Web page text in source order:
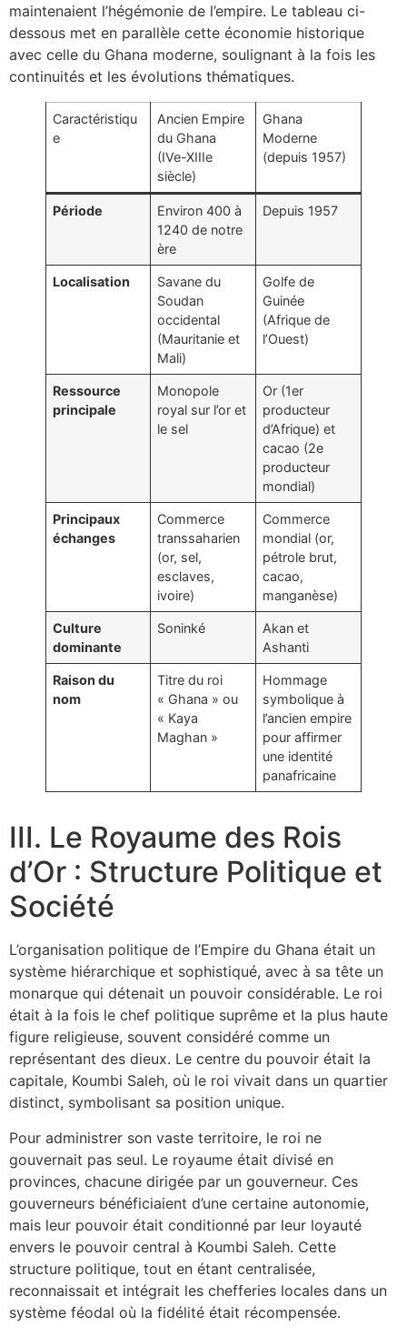
maintenaient l’hégémonie de l’empire. Le tableau ci-
dessous met en parallèle cette économie historique
avec celle du Ghana moderne, soulignant à la fois les
continuités et les évolutions thématiques.
Caractéristiqu
e
Ancien Empire
du Ghana
(IVe-XIIIe
siècle)
Ghana
Moderne
(depuis 1957)
Période
Environ 400 à
1240 de notre
ère
Depuis 1957
Localisation
Savane du
Soudan
occidental
(Mauritanie et
Mali)
Golfe de
Guinée
(Afrique de
l’Ouest)
Ressource
principale
Monopole
royal sur l’or et
le sel
Or (1er
producteur
d’Afrique) et
cacao (2e
producteur
mondial)
Principaux
échanges
Commerce
transsaharien
(or, sel,
esclaves,
ivoire)
Commerce
mondial (or,
pétrole brut,
cacao,
manganèse)
Culture
dominante
Soninké
Akan et
Ashanti
Raison du
nom
Titre du roi
« Ghana » ou
« Kaya
Maghan »
Hommage
symbolique à
l’ancien empire
pour affirmer
une identité
panafricaine
III. Le Royaume des Rois
d’Or : Structure Politique et
Société
L’organisation politique de l’Empire du Ghana était un
système hiérarchique et sophistiqué, avec à sa tête un
monarque qui détenait un pouvoir considérable. Le roi
était à la fois le chef politique suprême et la plus haute
figure religieuse, souvent considéré comme un
représentant des dieux. Le centre du pouvoir était la
capitale, Koumbi Saleh, où le roi vivait dans un quartier
distinct, symbolisant sa position unique.
Pour administrer son vaste territoire, le roi ne
gouvernait pas seul. Le royaume était divisé en
provinces, chacune dirigée par un gouverneur. Ces
gouverneurs bénéficiaient d’une certaine autonomie,
mais leur pouvoir était conditionné par leur loyauté
envers le pouvoir central à Koumbi Saleh. Cette
structure politique, tout en étant centralisée,
reconnaissait et intégrait les chefferies locales dans un
système féodal où la fidélité était récompensée.